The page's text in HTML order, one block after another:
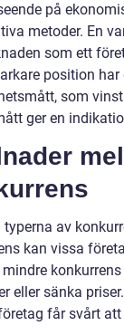
på
metoder. En
som ett
position
som
ger en
typerna av
kan vissa
eller sänka
får svårt